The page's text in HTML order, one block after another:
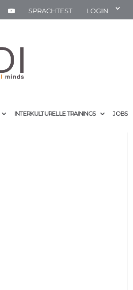
SPRACHTEST LOGIN
INTERKULTURELLE TRAININGS JOBS